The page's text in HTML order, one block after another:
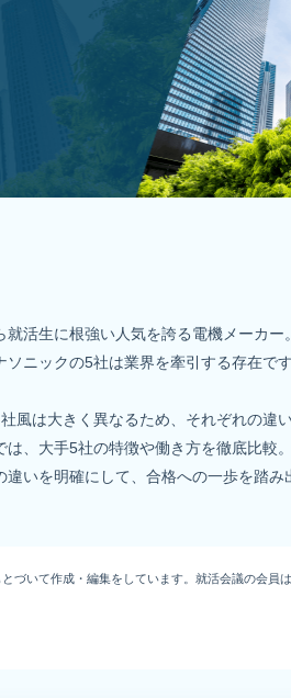
活生に根強い人気を誇る電機メーカー
ニックの5社は業界を牽引する存在です
風は大きく異なるため、それぞれの違
、大手5社の特徴や働き方を徹底比較
いを明確にして、合格への一歩を踏み
づいて作成・編集をしています。就活会議の会員